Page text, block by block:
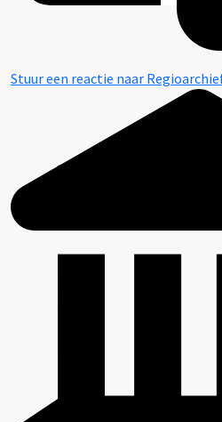
Stuur een reactie naar